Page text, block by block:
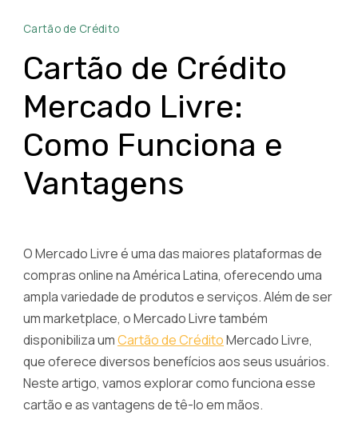
de
Crédito
Mercado
Livre
Como
Funciona
Vantagens
Cartão de Crédito
Cartão de Crédito
Mercado Livre:
Como Funciona e
Vantagens
O Mercado Livre é uma das maiores plataformas de
compras online na América Latina, oferecendo uma
ampla variedade de produtos e serviços. Além de ser
um marketplace, o Mercado Livre também
disponibiliza umCartão de CréditoMercado Livre,
que oferece diversos benefícios aos seus usuários.
Neste artigo, vamos explorar como funciona esse
cartão e as vantagens de tê-lo em mãos.